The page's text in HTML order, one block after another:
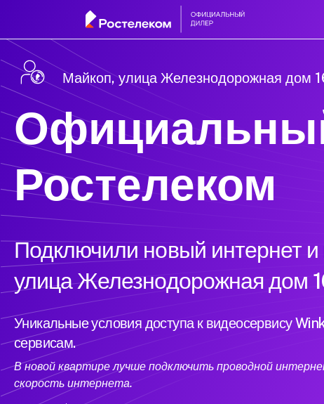
Майкоп, улица Железнодорожная дом
Ростелеком
Подключили новый интернет
улица Железнодорожная дом
Уникальные условия доступа к видеосервису
сервисам.
В новой квартире лучше подключить проводной
скорость интернета.